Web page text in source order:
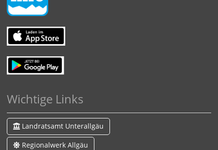
Wichtige Links
Landratsamt Unterallgäu
Regionalwerk Allgäu